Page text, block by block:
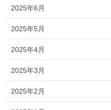
2025年6月
2025年5月
2025年4月
2025年3月
2025年2月